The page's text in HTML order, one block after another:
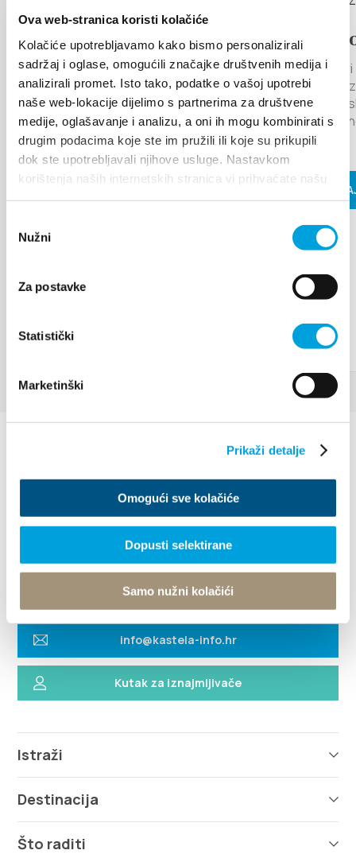
Ova web-stranica koristi kolačiće
Kolačiće upotrebljavamo kako bismo personalizirali
sadržaj i oglase, omogućili značajke društvenih medija i
analizirali promet. Isto tako, podatke o vašoj upotrebi
naše web-lokacije dijelimo s partnerima za društvene
medije, oglašavanje i analizu, a oni ih mogu kombinirati s
drugim podacima koje ste im pružili ili koje su prikupili
dok ste upotrebljavali njihove usluge. Nastavkom
korištenja naših internetskih stranica vi prihvaćate našu
pristanka
Nužni
Za postavke
Statistički
Marketinški
Prikaži detalje
Omogući sve kolačiće
Dopusti selektirane
Samo nužni kolačići
LEGENDA O
MILJENKU I DOBRILI
13. godinu zaredom Grad Kaštela i
TZ Kaštela raznolikim programom
žele brendirati Kaštela kao grad
ljubavi...
Arije
Kaštel
pozornica
glazbeno
pod...
Villa Nika, Kamberovo šetalište 30
+385 21 227 933
info@kastela-info.hr
Kutak za iznajmljivače
Istraži
Destinacija
Što raditi